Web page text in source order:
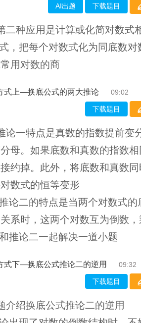
AI出题 下载题目
二种应用是计算或化简对数式
，把每个对数式化为同底数对
用对数的商
式上—换底公式的两大推论 09:02
下载题目
论一特点是真数的指数提前变
母。如果底数和真数的指数
约掉。此外，将底数和真数同
数式的恒等变形
论二的特点是当两个对数式的
系时，这两个对数互为倒数
推论二一起解决一道小题
式下—换底公式推论二的逆用 09:32
下载题目
介绍换底公式推论二的逆用